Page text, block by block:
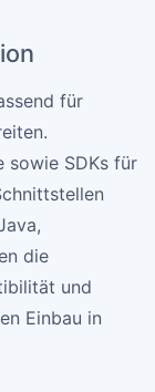
für
sowie SDKs für
die
und
Einbau in